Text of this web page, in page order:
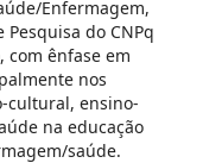
Enfermagem,
do CNPq
com ênfase em
nos
cultural, ensino-
na educação
saúde.